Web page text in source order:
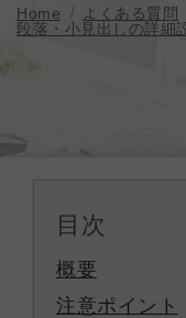
Home
よくある質問
段落・小見出しの詳細
目次
概要
注意ポイント